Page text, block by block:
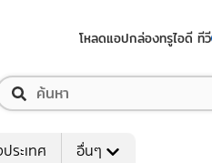
โหลดแอปกล่องทรูไอดี ทีวี
ระเทศ อื่นๆ